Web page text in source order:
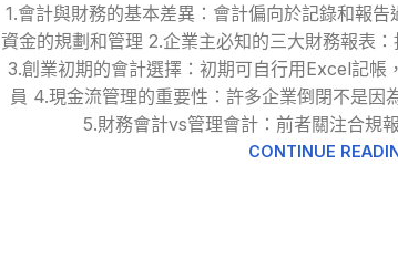
1.會計與財務的基本差異：會計偏向於記錄和報
資金的規劃和管理 2.企業主必知的三大財務報表
3.創業初期的會計選擇：初期可自行用Excel記帳
員 4.現金流管理的重要性：許多企業倒閉不是因
5.財務會計vs管理會計：前者關注合規
CONTINUE